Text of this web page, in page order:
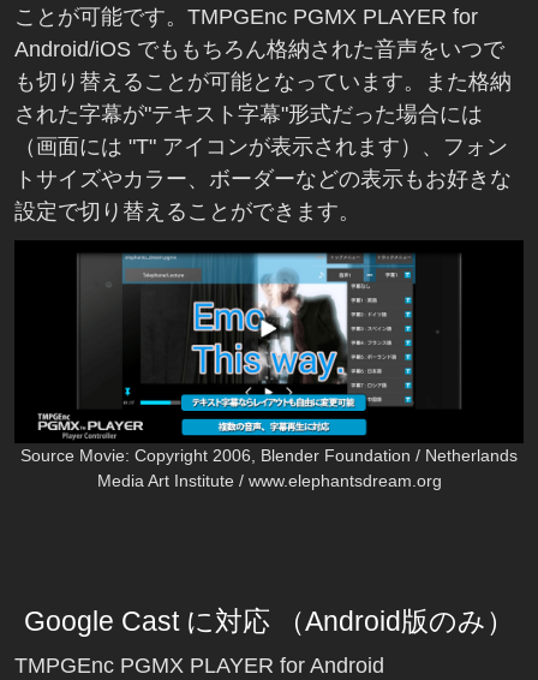
ことが可能です。TMPGEnc PGMX PLAYER for
Android/iOS でももちろん格納された音声をいつで
も切り替えることが可能となっています。また格納
された字幕が"テキスト字幕"形式だった場合には
（画面には "T" アイコンが表示されます）、フォン
トサイズやカラー、ボーダーなどの表示もお好きな
設定で切り替えることができます。
Source Movie: Copyright 2006, Blender Foundation / Netherlands
Media Art Institute / www.elephantsdream.org
Google Cast に対応 （Android版のみ）
TMPGEnc PGMX PLAYER for Android